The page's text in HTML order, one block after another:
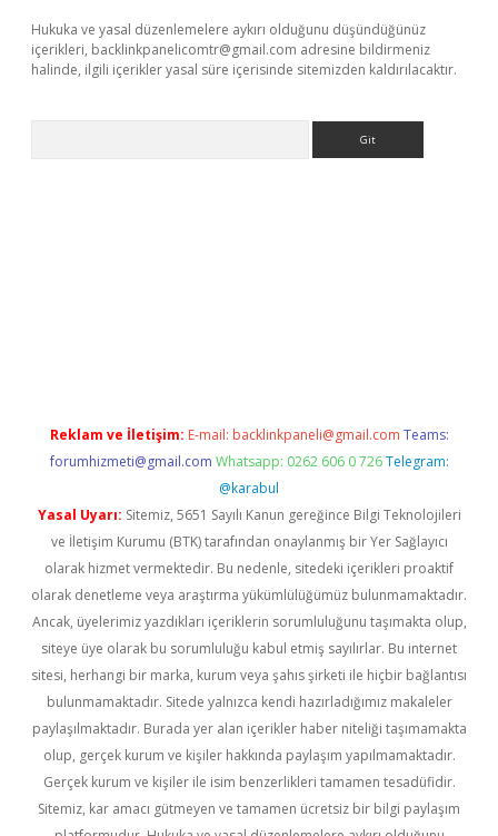
Hukuka ve yasal düzenlemelere aykırı olduğunu düşündüğünüz
içerikleri, backlinkpanelicomtr@gmail.com adresine bildirmeniz
halinde, ilgili içerikler yasal süre içerisinde sitemizden kaldırılacaktır.
Reklam ve İletişim: E-mail: backlinkpaneli@gmail.com Teams:
forumhizmeti@gmail.com Whatsapp: 0262 606 0 726 Telegram:
@karabul
Yasal Uyarı: Sitemiz, 5651 Sayılı Kanun gereğince Bilgi Teknolojileri
ve İletişim Kurumu (BTK) tarafından onaylanmış bir Yer Sağlayıcı
olarak hizmet vermektedir. Bu nedenle, sitedeki içerikleri proaktif
olarak denetleme veya araştırma yükümlülüğümüz bulunmamaktadır.
Ancak, üyelerimiz yazdıkları içeriklerin sorumluluğunu taşımakta olup,
siteye üye olarak bu sorumluluğu kabul etmiş sayılırlar. Bu internet
sitesi, herhangi bir marka, kurum veya şahıs şirketi ile hiçbir bağlantısı
bulunmamaktadır. Sitede yalnızca kendi hazırladığımız makaleler
paylaşılmaktadır. Burada yer alan içerikler haber niteliği taşımamakta
olup, gerçek kurum ve kişiler hakkında paylaşım yapılmamaktadır.
Gerçek kurum ve kişiler ile isim benzerlikleri tamamen tesadüfidir.
Sitemiz, kar amacı gütmeyen ve tamamen ücretsiz bir bilgi paylaşım